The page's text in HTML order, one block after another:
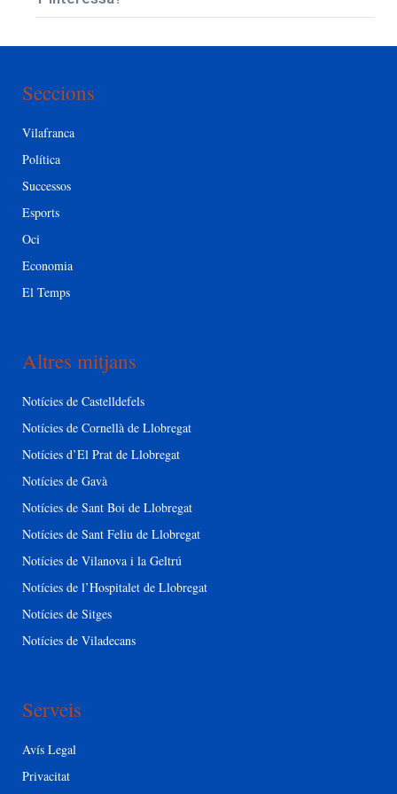
Seccions
Vilafranca
Política
Successos
Esports
Oci
Economia
El Temps
Altres mitjans
Notícies de Castelldefels
Notícies de Cornellà de Llobregat
Notícies d’El Prat de Llobregat
Notícies de Gavà
Notícies de Sant Boi de Llobregat
Notícies de Sant Feliu de Llobregat
Notícies de Vilanova i la Geltrú
Notícies de l’Hospitalet de Llobregat
Notícies de Sitges
Notícies de Viladecans
Serveis
Avís Legal
Privacitat